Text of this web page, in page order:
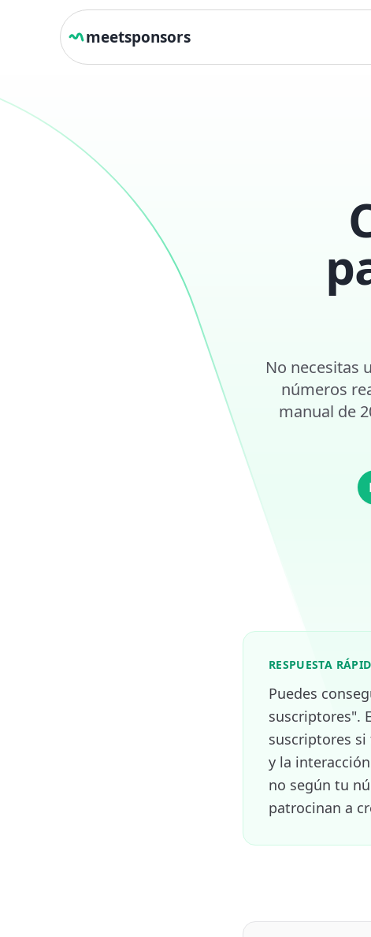
meetsponsors
No necesitas
números
manual de
RESPUESTA
Puedes
suscriptores".
suscriptores si
y la
no según tu
patrocinan a